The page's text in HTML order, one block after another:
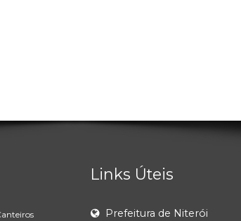
Links Úteis
Prefeitura de Niterói